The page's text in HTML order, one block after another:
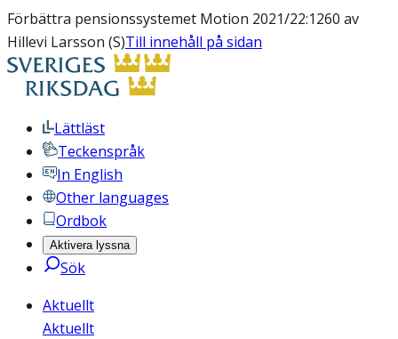
Förbättra pensionssystemet Motion 2021/22:1260 av
Hillevi Larsson (S)Till innehåll på sidan
Lättläst
Teckenspråk
In English
Other languages
Ordbok
Aktivera lyssna
Sök
Aktuellt
Aktuellt